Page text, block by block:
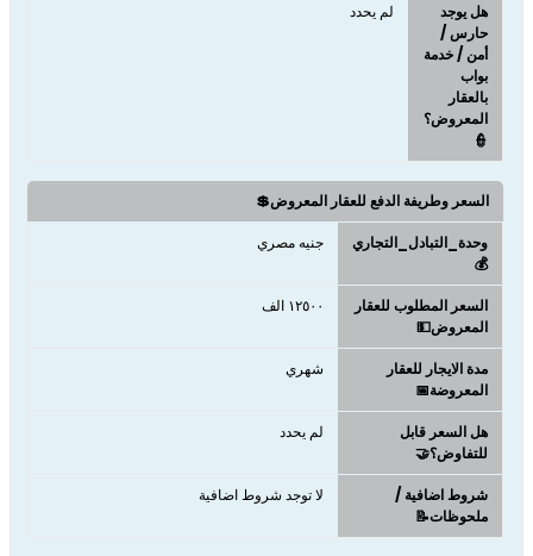
هل يوجد
حارس /
أمن / خدمة
بواب
بالعقار
المعروض؟
👮
لم يحدد
السعر وطريفة الدفع للعقار المعروض💲
وحدة_التبادل_التجاري
💰
جنيه مصري
السعر المطلوب للعقار
المعروض💵
١٢٥٠٠ الف
مدة الايجار للعقار
المعروضة📅
شهري
هل السعر قابل
للتفاوض؟🤝
لم يحدد
شروط اضافية /
ملحوظات📝
لا توجد شروط اضافية